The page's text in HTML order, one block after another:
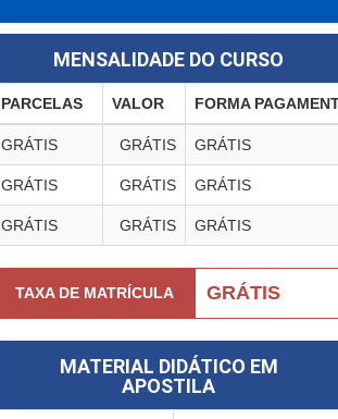
MENSALIDADE DO CURSO
PARCELAS VALOR FORMA
GRÁTIS GRÁTIS GRÁTIS
GRÁTIS GRÁTIS GRÁTIS
GRÁTIS GRÁTIS GRÁTIS
TAXA DE MATRÍCULA GRÁTIS
MATERIAL DIDÁTICO EM
APOSTILA